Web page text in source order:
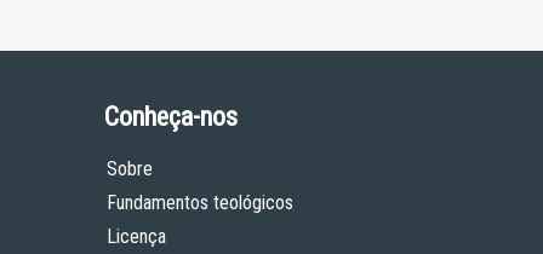
Conheça-nos
Sobre
Fundamentos teológicos
Licença